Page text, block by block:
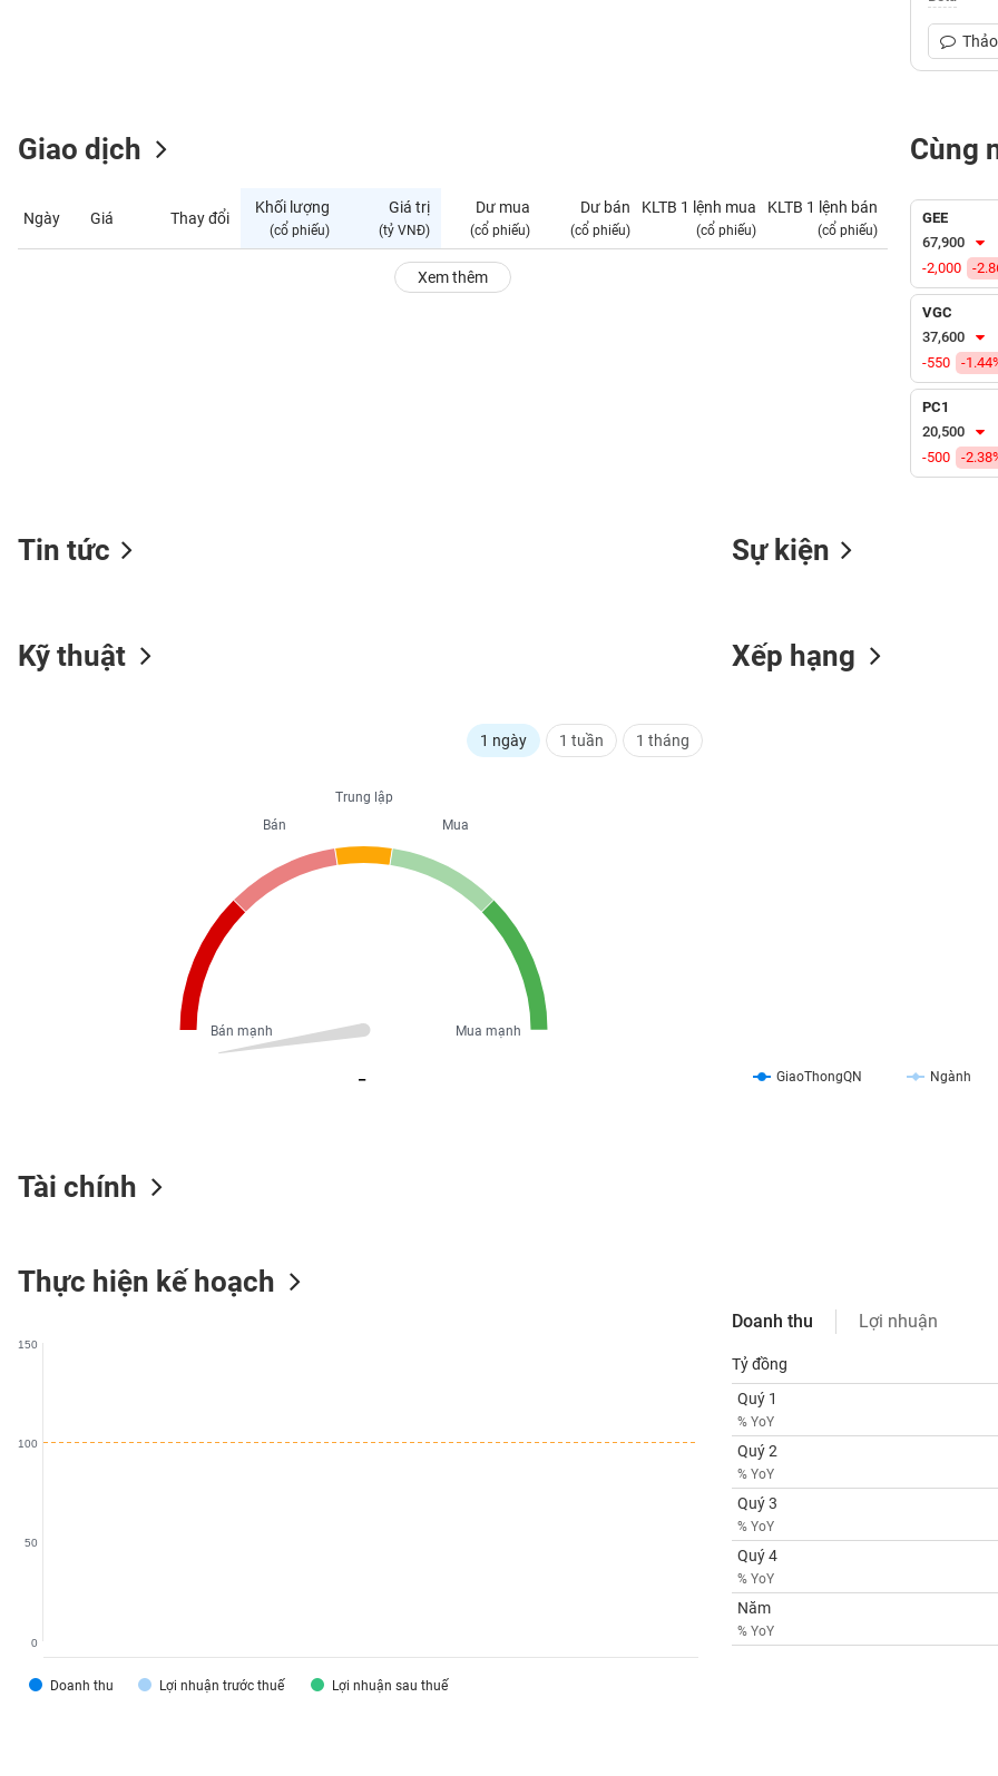
Giao dịch
Ngày Giá Thay đổi
Khối lượng
(cổ phiếu)
Giá trị
(tỷ VNĐ)
Dư mua
(cổ phiếu)
Dư bán
(cổ phiếu)
KLTB 1 lệnh mua
(cổ phiếu)
KLTB 1 lệnh bán
(cổ phiếu)
Xem thêm
Cùng
GEE
67,900
-2,000
-
VGC
37,600
-550
-
PC1
20,500
-500
-
Tin tức Sự kiện
Kỹ thuật
1 ngày 1 tuần 1 tháng
Trung lập
Mua
Mua mạnh
Bán
Bán mạnh
Xếp hạng
GiaoThongQN Ngành
Tài chính
Thực hiện kế hoạch
Doanh thu Lợi nhuận trước thuế Lợi nhuận sau thuế
0
50
100
150
Doanh thu Lợi nhuận
Tỷ đồng
Quý 1
% YoY
Quý 2
% YoY
Quý 3
% YoY
Quý 4
% YoY
Năm
% YoY
CÁ
NHÂN
TƯ
DỮ
LIỆU
Ngành
SECTOR
LƯỢNG